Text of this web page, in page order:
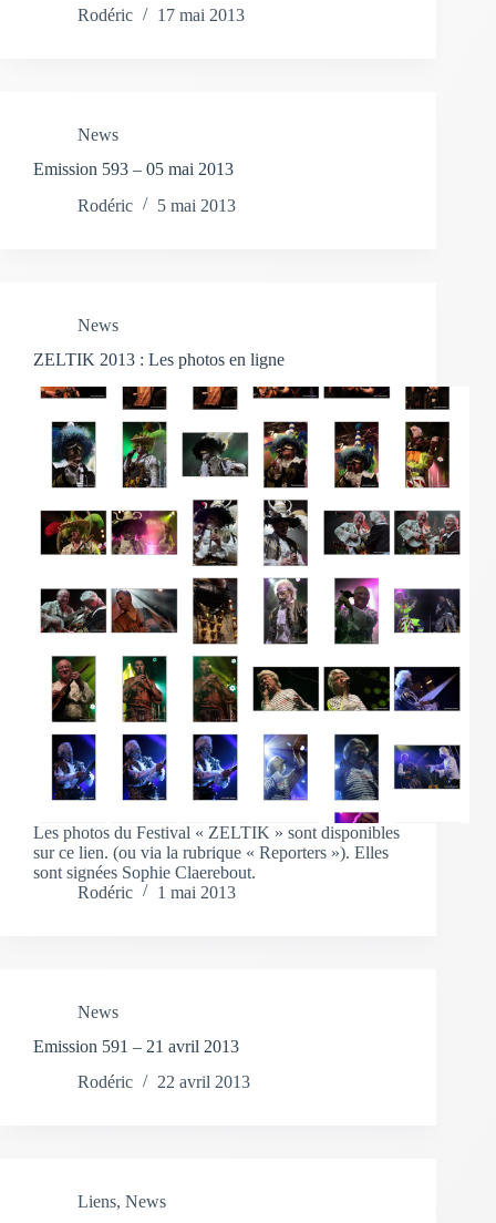
Rodéric
17 mai 2013
News
Emission 593 – 05 mai 2013
Rodéric
5 mai 2013
News
ZELTIK 2013 : Les photos en ligne
Les photos du Festival « ZELTIK » sont disponibles
sur ce lien. (ou via la rubrique « Reporters »). Elles
sont signées Sophie Claerebout.
Rodéric
1 mai 2013
News
Emission 591 – 21 avril 2013
Rodéric
22 avril 2013
Liens, News